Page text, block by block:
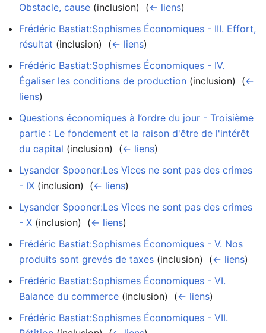
Obstacle, cause (inclusion) ‎ (← liens)
Frédéric Bastiat:Sophismes Économiques - III. Effort,
résultat (inclusion) ‎ (← liens)
Frédéric Bastiat:Sophismes Économiques - IV.
Égaliser les conditions de production (inclusion) ‎ (←
liens)
Questions économiques à l’ordre du jour - Troisième
partie : Le fondement et la raison d'être de l'intérêt
du capital (inclusion) ‎ (← liens)
Lysander Spooner:Les Vices ne sont pas des crimes
- IX (inclusion) ‎ (← liens)
Lysander Spooner:Les Vices ne sont pas des crimes
- X (inclusion) ‎ (← liens)
Frédéric Bastiat:Sophismes Économiques - V. Nos
produits sont grevés de taxes (inclusion) ‎ (← liens)
Frédéric Bastiat:Sophismes Économiques - VI.
Balance du commerce (inclusion) ‎ (← liens)
Frédéric Bastiat:Sophismes Économiques - VII.